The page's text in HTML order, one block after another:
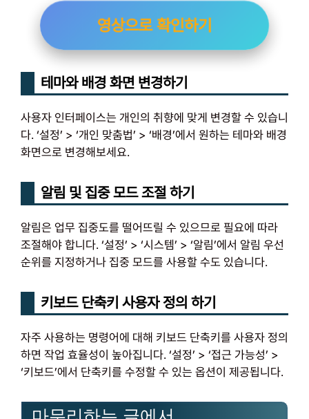
영상으로 확인하기
테마와 배경 화면 변경하기
사용자 인터페이스는 개인의 취향에 맞게 변경할 수 있습니
다. ‘설정’ > ‘개인 맞춤법’ > ‘배경’에서 원하는 테마와 배경
화면으로 변경해보세요.
알림 및 집중 모드 조절 하기
알림은 업무 집중도를 떨어뜨릴 수 있으므로 필요에 따라
조절해야 합니다. ‘설정’ > ‘시스템’ > ‘알림’에서 알림 우선
순위를 지정하거나 집중 모드를 사용할 수도 있습니다.
키보드 단축키 사용자 정의 하기
자주 사용하는 명령어에 대해 키보드 단축키를 사용자 정의
하면 작업 효율성이 높아집니다. ‘설정’ > ‘접근 가능성’ >
‘키보드’에서 단축키를 수정할 수 있는 옵션이 제공됩니다.